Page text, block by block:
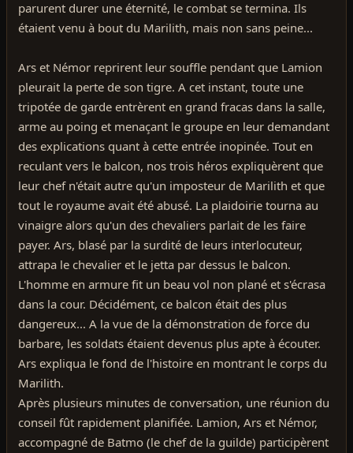
parurent durer une éternité, le combat se termina. Ils
étaient venu à bout du Marilith, mais non sans peine...
Ars et Némor reprirent leur souffle pendant que Lamion
pleurait la perte de son tigre. A cet instant, toute une
tripotée de garde entrèrent en grand fracas dans la salle,
arme au poing et menaçant le groupe en leur demandant
des explications quant à cette entrée inopinée. Tout en
reculant vers le balcon, nos trois héros expliquèrent que
leur chef n'était autre qu'un imposteur de Marilith et que
tout le royaume avait été abusé. La plaidoirie tourna au
vinaigre alors qu'un des chevaliers parlait de les faire
payer. Ars, blasé par la surdité de leurs interlocuteur,
attrapa le chevalier et le jetta par dessus le balcon.
L'homme en armure fit un beau vol non plané et s'écrasa
dans la cour. Décidément, ce balcon était des plus
dangereux... A la vue de la démonstration de force du
barbare, les soldats étaient devenus plus apte à écouter.
Ars expliqua le fond de l'histoire en montrant le corps du
Marilith.
Après plusieurs minutes de conversation, une réunion du
conseil fût rapidement planifiée. Lamion, Ars et Némor,
accompagné de Batmo (le chef de la guilde) participèrent